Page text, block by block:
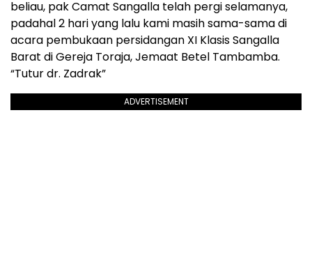
beliau, pak Camat Sangalla telah pergi selamanya,
padahal 2 hari yang lalu kami masih sama-sama di
acara pembukaan persidangan XI Klasis Sangalla
Barat di Gereja Toraja, Jemaat Betel Tambamba.
“Tutur dr. Zadrak”
ADVERTISEMENT